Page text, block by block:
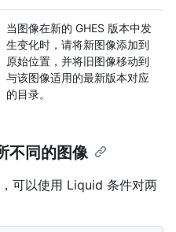
当图像在新的 GHES 版本中发
生变化时，请将新图像添加到
原始位置，并将旧图像移动到
与该图像适用的最新版本对应
的目录。
不同的图像
可以使用 Liquid 条件对两